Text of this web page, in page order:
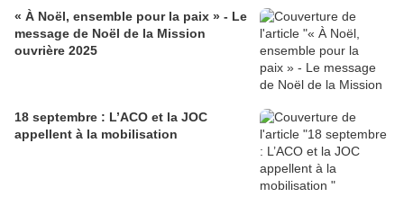
« À Noël, ensemble pour la paix » - Le
message de Noël de la Mission
ouvrière 2025
18 septembre : L’ACO et la JOC
appellent à la mobilisation